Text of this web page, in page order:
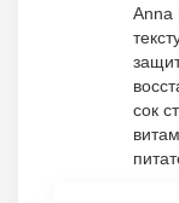
Anna
сок